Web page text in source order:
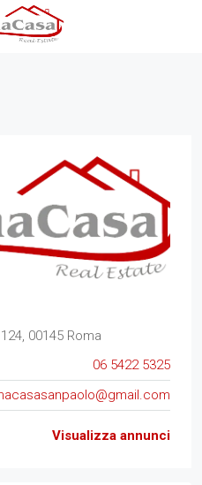
00145 Roma
06 5422 5325
Visualizza annunci